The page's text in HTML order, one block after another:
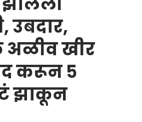
उबदार,
अळीव खीर
करून ५
झाकून